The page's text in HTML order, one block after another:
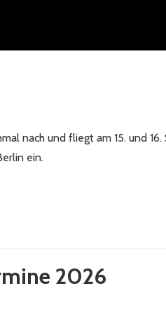
nach und fliegt am 15. und
ein.
2026